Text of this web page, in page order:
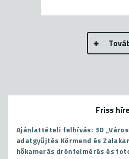
Friss
Ajánlattételi felhívás: 3D
adatgyűjtés Körmend és
hőkamerás drónfelmérés és